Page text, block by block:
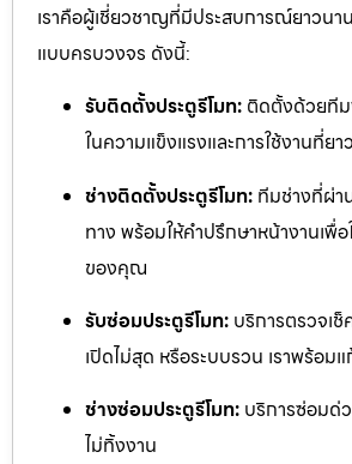
เราคือผู้เชี่ยวชาญที่มีประสบการณ์ยาวนา
แบบครบวงจร ดังนี้:
รับติดตั้งประตูรีโมท: ติดตั้งด้วยที
ในความแข็งแรงและการใช้งานที่ยา
ช่างติดตั้งประตูรีโมท: ทีมช่างที่ผ่า
ทาง พร้อมให้คำปรึกษาหน้างานเพื่
ของคุณ
รับซ่อมประตูรีโมท: บริการตรวจเช็
เปิดไม่สุด หรือระบบรวน เราพร้อม
ช่างซ่อมประตูรีโมท: บริการซ่อมด่
ไม่ทิ้งงาน